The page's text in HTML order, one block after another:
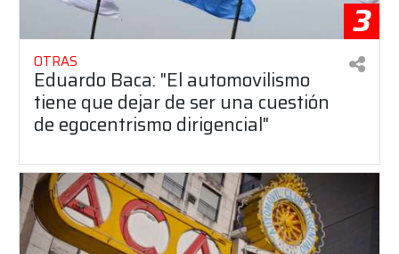
3
OTRAS
Eduardo Baca: "El automovilismo
tiene que dejar de ser una cuestión
de egocentrismo dirigencial"